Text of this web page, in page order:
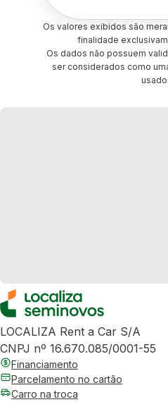
Os valores exibidos são
finalidade
Os dados não possuem
ser considerados como
LOCALIZA Rent a Car S/A
CNPJ nº 16.670.085/0001-55
Financiamento
Parcelamento no cartão
Carro na troca